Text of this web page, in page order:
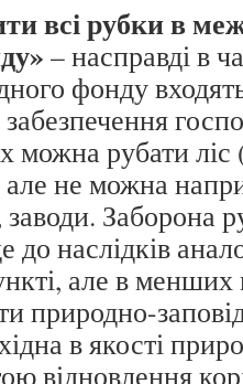
всі рубки в
– насправді в
фонду
рубати ліс
не можна
заводи. Заборона
до наслідків
але в
природно-
в якості
відновлення